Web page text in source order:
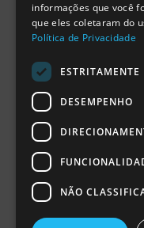
informações que você
que eles coletaram do
Política de Privacidade
ESTRITAMENTE
DESEMPENHO
NÃO